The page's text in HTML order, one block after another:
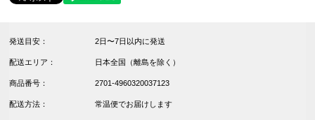
発送目安： 2日〜7日以内に発送
配送エリア： 日本全国（離島を除く）
商品番号： 2701-4960320037123
配送方法： 常温便でお届けします